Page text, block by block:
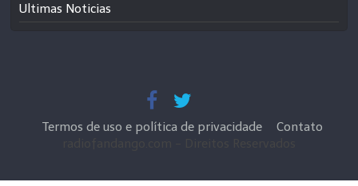
Ultimas Noticias
Termos de uso e política de privacidade
Contato